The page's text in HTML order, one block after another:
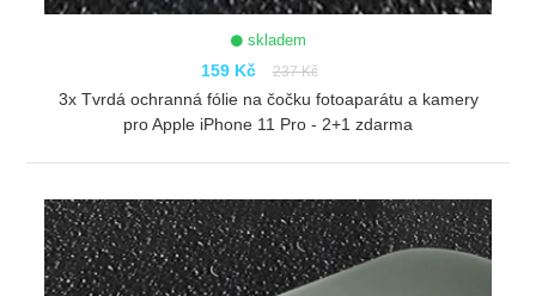
skladem
159 Kč 237 Kč
ZOBRAZIT
3x Tvrdá ochranná fólie na čočku fotoaparátu a kamery
pro Apple iPhone 11 Pro - 2+1 zdarma